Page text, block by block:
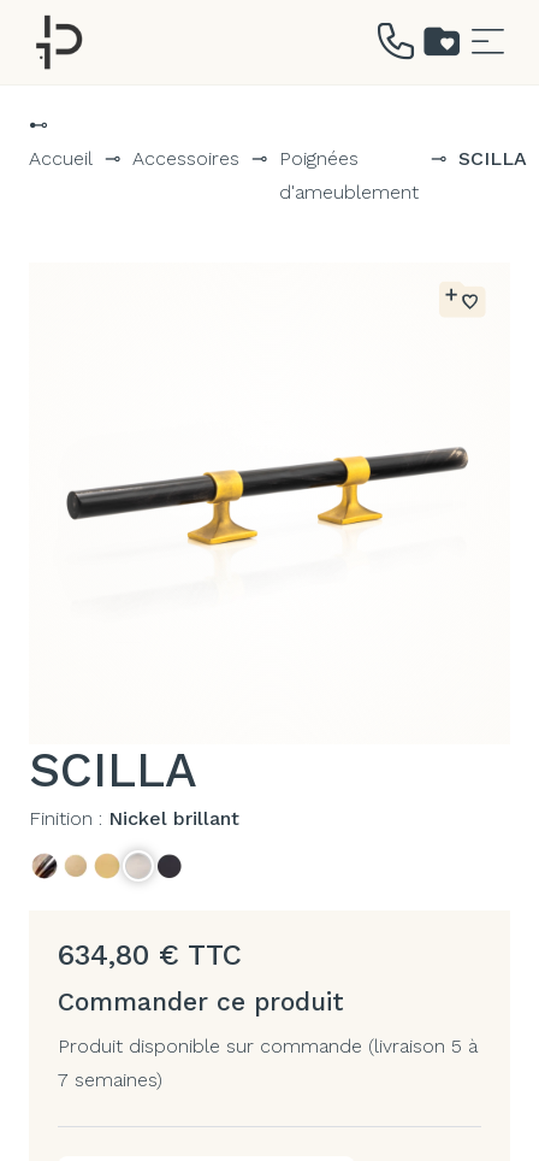
⊷
Accueil ⊸ Accessoires ⊸
Poignées
d'ameublement
⊸ SCILLA
SCILLA
Finition : Nickel brillant
634,80 € TTC
Commander ce produit
Produit disponible sur commande (livraison 5 à
7 semaines)